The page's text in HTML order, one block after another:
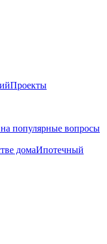
Проекты
популярные вопросы
домаИпотечный